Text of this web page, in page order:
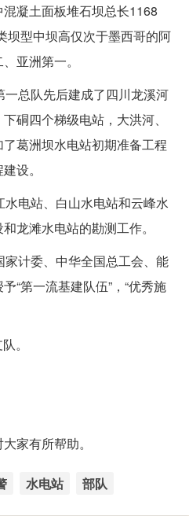
凝土面板堆石坝总长1168
坝型中坝高仅次于墨西哥的阿
亚洲第一。
总队先后建成了四川龙溪河
硐四个梯级电站，大洪河、
葛洲坝水电站初期准备工程
设。
电站、白山水电站和云峰水
龙滩水电站的勘测工作。
计委、中华全国总工会、能
“第一流基建队伍”，“优秀施
。
家有所帮助。
水电站 部队